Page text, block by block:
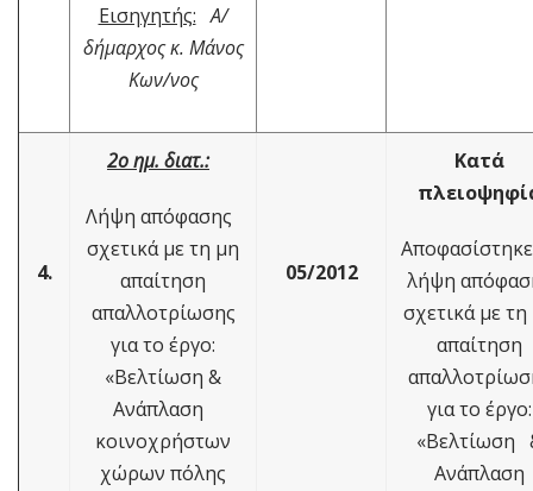
Εισηγητής: Α/
δήμαρχος κ. Μάνος
Κων/νος
4.
2ο ημ. διατ.:
Λήψη απόφασης
σχετικά με τη μη
απαίτηση
απαλλοτρίωσης
για το έργο:
«Βελτίωση &
Ανάπλαση
κοινοχρήστων
χώρων πόλης
05/2012
Κατά
λήψη
σχετικά με
απαίτηση
για το έργο:
«Βελτίωση
Ανάπλαση